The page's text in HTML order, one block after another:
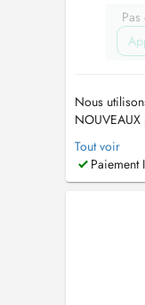
Nous
NOUVEAUX
autre
225088 ou
Tout voir
Paiement